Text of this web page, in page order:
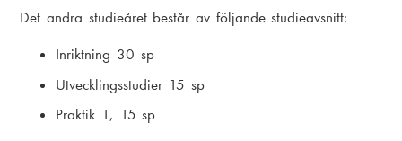
Det andra studieåret består av följande studieavsnitt:
Inriktning 30 sp
Utvecklingsstudier 15 sp
Praktik 1, 15 sp